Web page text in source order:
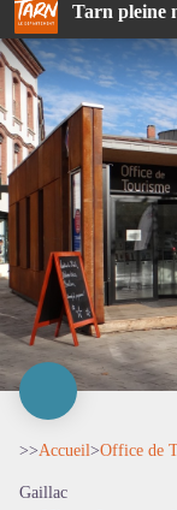
Tarn pleine
>>Accueil>Office de
Gaillac